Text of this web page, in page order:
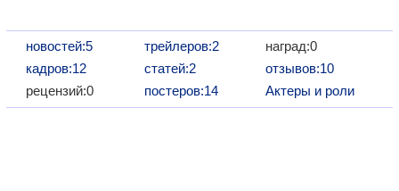
новостей:5
кадров:12
рецензий:0
трейлеров:2
статей:2
постеров:14
наград:0
отзывов:10
Актеры и роли